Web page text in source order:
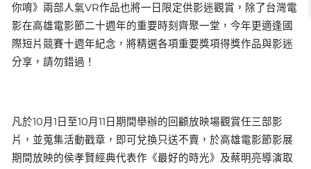
你唷》兩部人氣VR作品也將一日限定供影迷觀賞，除了台灣電
影在高雄電影節二十週年的重要時刻齊聚一堂，今年更適逢國
際短片競賽十週年紀念，將精選各項重要獎項得獎作品與影迷
分享，請勿錯過！
凡於10月1日至10月11日期間舉辦的回顧放映場觀賞任三部影
片，並蒐集活動戳章，即可兌換只送不賣，於高雄電影節影展
期間放映的侯孝賢經典代表作《最好的時光》及蔡明亮導演取